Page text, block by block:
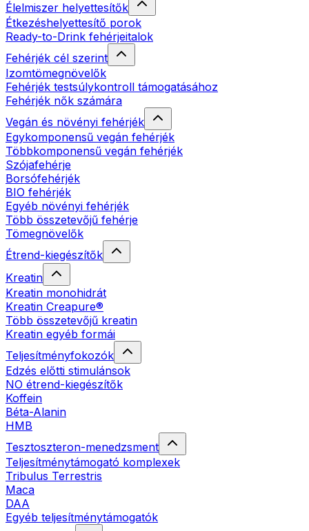
Élelmiszer helyettesítők
Étkezéshelyettesítő porok
Ready-to-Drink fehérjeitalok
Fehérjék cél szerint
Izomtömegnövelők
Fehérjék testsúlykontroll támogatásához
Fehérjék nők számára
Vegán és növényi fehérjék
Egykomponensű vegán fehérjék
Többkomponensű vegán fehérjék
Szójafehérje
Borsófehérjék
BIO fehérjék
Egyéb növényi fehérjék
Több összetevőjű fehérje
Tömegnövelők
Étrend-kiegészítők
Kreatin
Kreatin monohidrát
Kreatin Creapure®
Több összetevőjű kreatin
Kreatin egyéb formái
Teljesítményfokozók
Edzés előtti stimulánsok
NO étrend-kiegészítők
Koffein
Béta-Alanin
HMB
Tesztoszteron-menedzsment
Teljesítménytámogató komplexek
Tribulus Terrestris
Maca
DAA
Egyéb teljesítménytámogatók